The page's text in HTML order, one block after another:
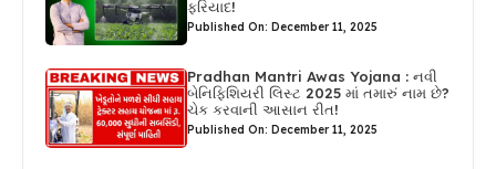
ફરિયાદ!
Published On: December 11, 2025
Pradhan Mantri Awas Yojana : નવી
બેનિફિશિયરી લિસ્ટ 2025 માં તમારું નામ છે?
ચેક કરવાની આસાન રીત!
Published On: December 11, 2025